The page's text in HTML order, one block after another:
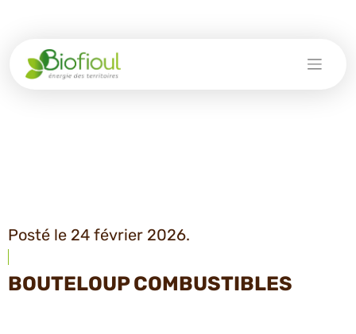
Posté le 24 février 2026.
BOUTELOUP COMBUSTIBLES